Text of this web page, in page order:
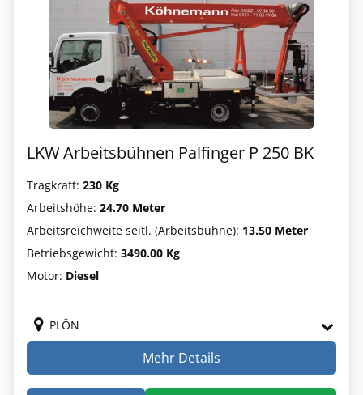
LKW Arbeitsbühnen Palfinger P 250 BK
Tragkraft: 230 Kg
Arbeitshöhe: 24.70 Meter
Arbeitsreichweite seitl. (Arbeitsbühne): 13.50 Meter
Betriebsgewicht: 3490.00 Kg
Motor: Diesel
PLÖN
Mehr Details